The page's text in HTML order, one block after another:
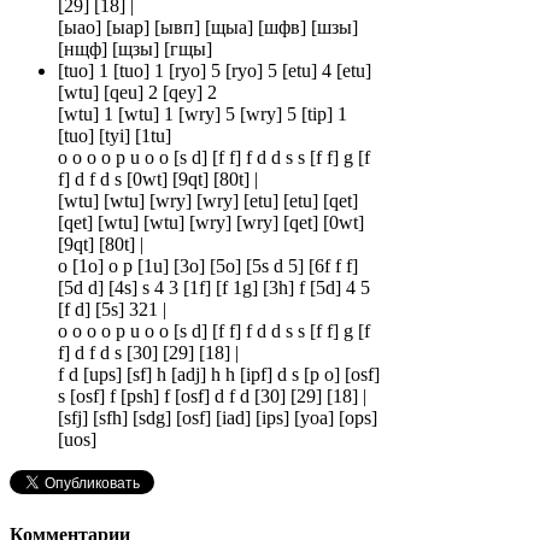
[29] [18] |
[ыао] [ыар] [ывп] [щыа] [шфв] [шзы]
[нщф] [щзы] [гщы]
[tuo] 1 [tuo] 1 [ryo] 5 [ryo] 5 [etu] 4 [etu]
[wtu] [qeu] 2 [qey] 2
[wtu] 1 [wtu] 1 [wry] 5 [wry] 5 [tip] 1
[tuo] [tyi] [1tu]
o o o o p u o o [s d] [f f] f d d s s [f f] g [f
f] d f d s [0wt] [9qt] [80t] |
[wtu] [wtu] [wry] [wry] [etu] [etu] [qet]
[qet] [wtu] [wtu] [wry] [wry] [qet] [0wt]
[9qt] [80t] |
o [1o] o p [1u] [3o] [5o] [5s d 5] [6f f f]
[5d d] [4s] s 4 3 [1f] [f 1g] [3h] f [5d] 4 5
[f d] [5s] 321 |
o o o o p u o o [s d] [f f] f d d s s [f f] g [f
f] d f d s [30] [29] [18] |
f d [ups] [sf] h [adj] h h [ipf] d s [p o] [osf]
s [osf] f [psh] f [osf] d f d [30] [29] [18] |
[sfj] [sfh] [sdg] [osf] [iad] [ips] [yoa] [ops]
[uos]
Комментарии